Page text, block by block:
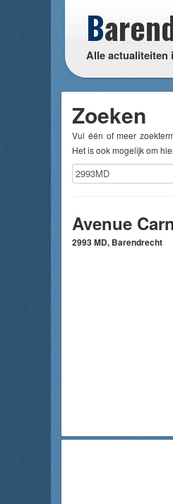
B
Alle actualiteiten
Zoeken
Vul één of meer
Het is ook mogelijk om
Avenue
2993 MD, Barendrecht